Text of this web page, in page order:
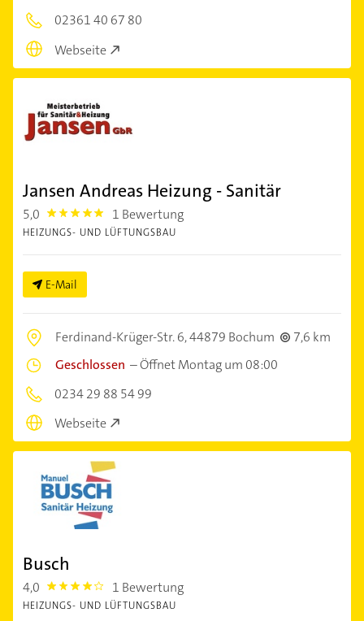
02361 40 67 80
Webseite
Jansen Andreas Heizung - Sanitär
5,0 5.0 1 Bewertung
HEIZUNGS- UND LÜFTUNGSBAU
E-Mail
Ferdinand-Krüger-Str. 6,44879 Bochum
7,6 km
Geschlossen –Öffnet Montag um 08:00
0234 29 88 54 99
Webseite
Busch
4,0 4.0 1 Bewertung
HEIZUNGS- UND LÜFTUNGSBAU